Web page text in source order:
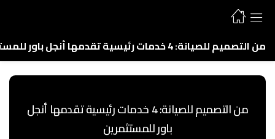
من التصميم للصيانة: 4 خدمات رئيسية تقدمها أنجل باور للمستثمرين
من التصميم للصيانة: 4 خدمات رئيسية تقدمها أنجل
باور للمستثمرين